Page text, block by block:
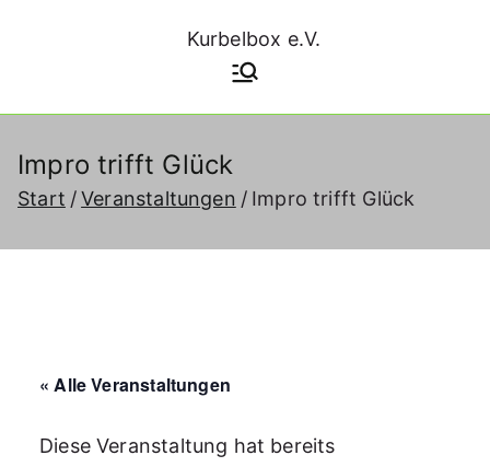
Kurbelbox e.V.
nachhaltiges Leben im Oxford-
Impro trifft Glück
Start Veranstaltungen Impro trifft Glück
« Alle Veranstaltungen
Diese Veranstaltung hat bereits